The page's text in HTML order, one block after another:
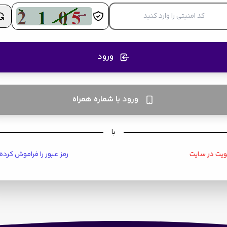
ورود
ورود با شماره همراه
با
در سایت
رمز عبور را فراموش